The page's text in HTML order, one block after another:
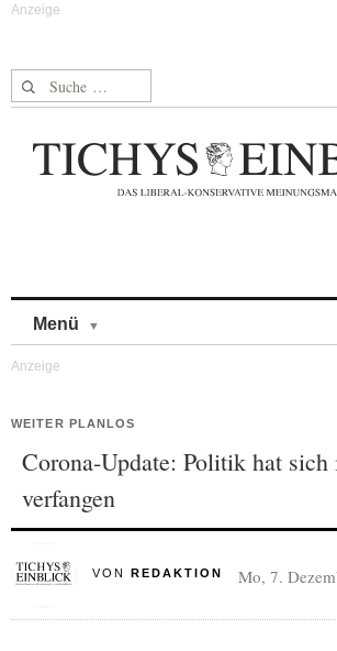
Suche nach:
Menü
WEITER PLANLOS
Corona-Update: Politik hat
verfangen
VON REDAKTION Mo, 7.